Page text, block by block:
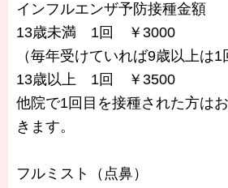
インフルエンザ予防接種金額
13歳未満 1回 ￥3000
（毎年受けていれば9歳以上は1
13歳以上 1回 ￥3500
他院で1回目を接種された方は
きます。
フルミスト（点鼻）